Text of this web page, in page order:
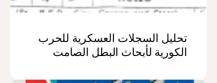
تحليل السجلات العسكرية للحرب
الكورية لأبحاث البطل الصامت